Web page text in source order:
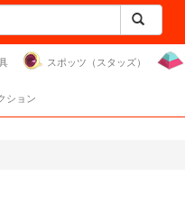
スポッツ（スタッズ）
ション